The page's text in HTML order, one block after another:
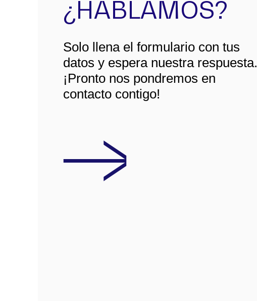
¿HABLAMOS?
Solo llena el formulario con tus
datos y espera nuestra respuesta.
¡Pronto nos pondremos en
contacto contigo!